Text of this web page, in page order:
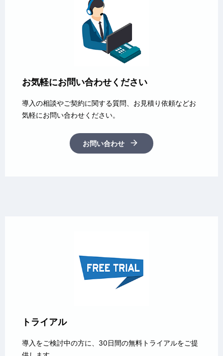
お気軽にお問い合わせください
導入の相談やご契約に関する質問、お見積り依頼などお
気軽にお問い合わせください。
お問い合わせ
トライアル
導入をご検討中の方に、30日間の無料トライアルをご提